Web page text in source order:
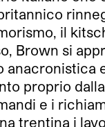
il
Brown si
proprio
e i
trentina i